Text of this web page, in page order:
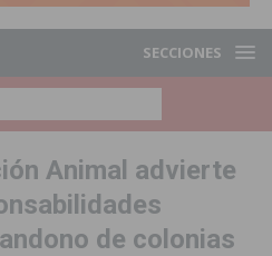
SECCIONES
Animal advierte
de colonias